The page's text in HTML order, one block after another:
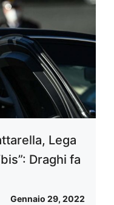
Lega
Draghi fa
Gennaio 29, 2022